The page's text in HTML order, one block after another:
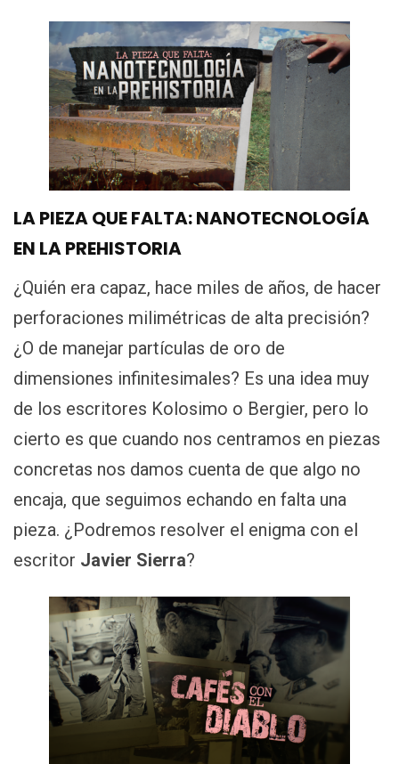
LA PIEZA QUE FALTA: NANOTECNOLOGÍA
EN LA PREHISTORIA
¿Quién era capaz, hace miles de años, de hacer
perforaciones milimétricas de alta precisión?
¿O de manejar partículas de oro de
dimensiones infinitesimales? Es una idea muy
de los escritores Kolosimo o Bergier, pero lo
cierto es que cuando nos centramos en piezas
concretas nos damos cuenta de que algo no
encaja, que seguimos echando en falta una
pieza. ¿Podremos resolver el enigma con el
escritor Javier Sierra?